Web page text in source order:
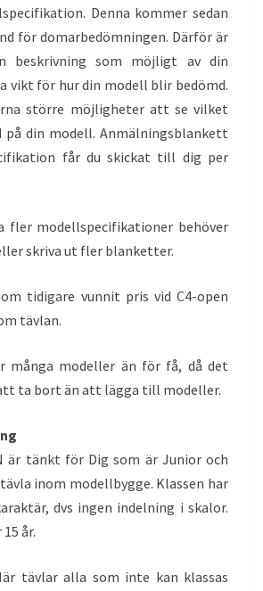
Denna kommer sedan
för domarbedömningen. Därför är
beskrivning som möjligt av din
vikt för hur din modell blir bedömd.
större möjligheter att se vilket
på din modell. Anmälningsblankett
får du skickat till dig per
fler modellspecifikationer behöver
skriva ut fler blanketter.
tidigare vunnit pris vid C4-open
tävlan.
många modeller än för få, då det
ta bort än att lägga till modeller.
är tänkt för Dig som är Junior och
inom modellbygge. Klassen har
dvs ingen indelning i skalor.
år.
Här tävlar alla som inte kan klassas